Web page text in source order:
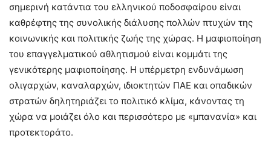
σημερινή κατάντια του ελληνικού ποδοσφαίρου είναι
καθρέφτης της συνολικής διάλυσης πολλών πτυχών της
κοινωνικής και πολιτικής ζωής της χώρας. Η μαφιοποίηση
του επαγγελματικού αθλητισμού είναι κομμάτι της
γενικότερης μαφιοποίησης. Η υπέρμετρη ενδυνάμωση
ολιγαρχών, καναλαρχών, ιδιοκτητών ΠΑΕ και οπαδικών
στρατών δηλητηριάζει το πολιτικό κλίμα, κάνοντας τη
χώρα να μοιάζει όλο και περισσότερο με «μπανανία» και
προτεκτοράτο.